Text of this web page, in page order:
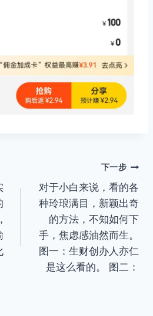
下一步
对于小白来说，看的各
种玲琅满目，新颖出奇
的方法，不知如何下
手，焦虑感油然而生。
图一：生财创办人亦仁
是这么看的。 图二：